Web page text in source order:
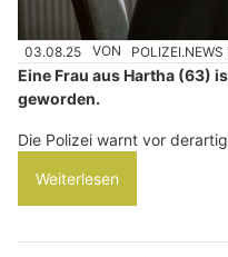
03.08.25 VON
Eine Frau aus Hartha (63)
geworden.
Die Polizei warnt vor
Weiterlesen